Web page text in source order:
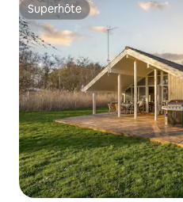
Superhôte
Superhôte